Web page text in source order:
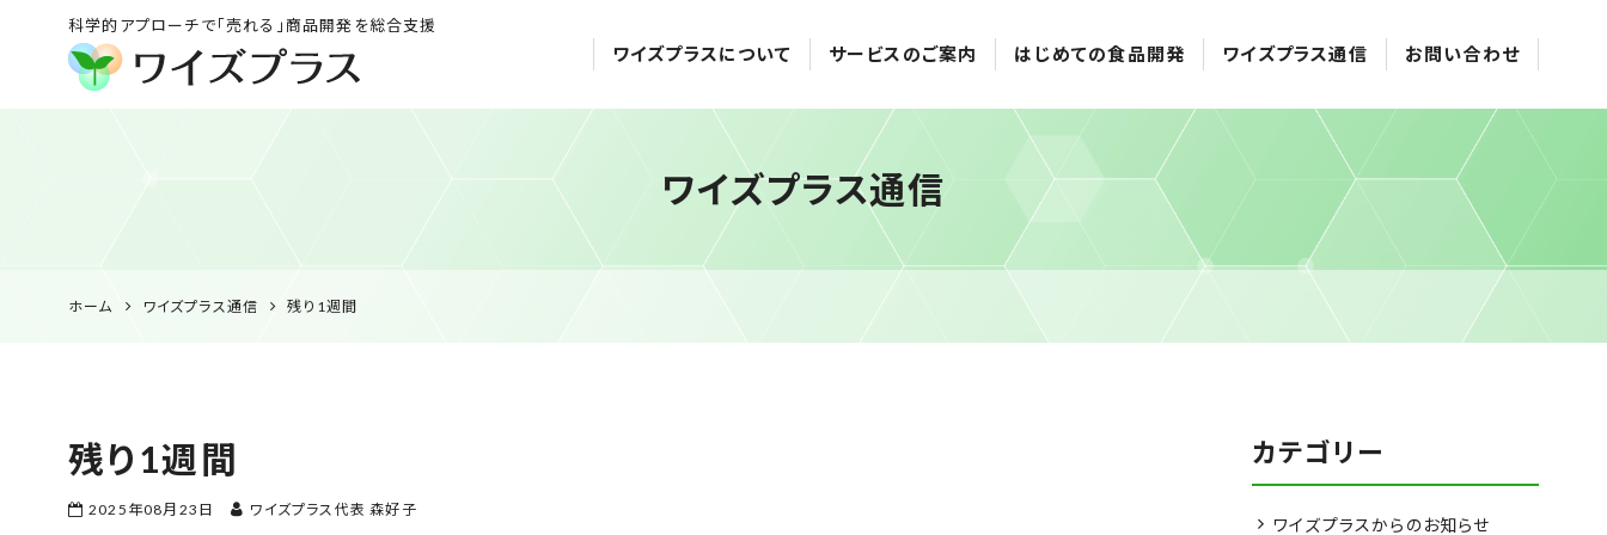
科学的アプローチで「売れる」商品開発を総合支援
HACCP衛生管理・食
品表示の専門コンサル
ワイズプラスについて サービスのご案内 はじめての食品開発 ワイズプラス通信 お問い合わせ
ワイズプラス通信
ホーム ワイズプラス通信 残り1週間
残り1週間
2025年08月23日 ワイズプラス代表 森好子
カテゴリー
ワイズプラスからのお知らせ